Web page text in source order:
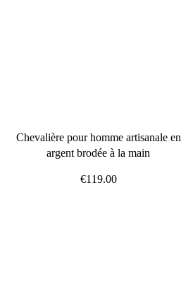
Chevalière pour homme artisanale en
argent brodée à la main
€119.00